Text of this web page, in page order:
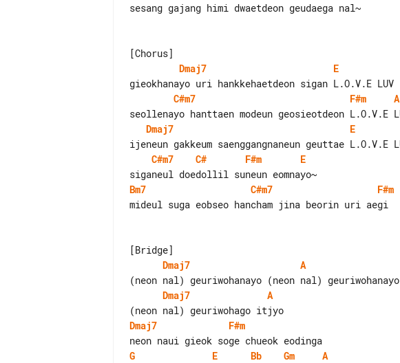
sesang gajang himi dwaetdeon geudaega nal~
Dmaj7
E
C#m7
F#m
A
Dmaj7
E
C#m7
C# F#m
E
Bm7
C#m7 F#m
mideul suga eobseo hancham jina beorin uri aegi
Dmaj7
A
Dmaj7
A
Dmaj7
F#m
G
E Bb Gm
A